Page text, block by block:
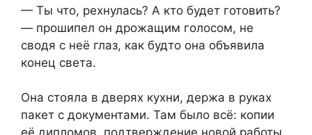
— Ты что, рехнулась? А кто будет готовить?
— прошипел он дрожащим голосом, не
сводя с неё глаз, как будто она объявила
конец света.
Она стояла в дверях кухни, держа в руках
пакет с документами. Там было всё: копии